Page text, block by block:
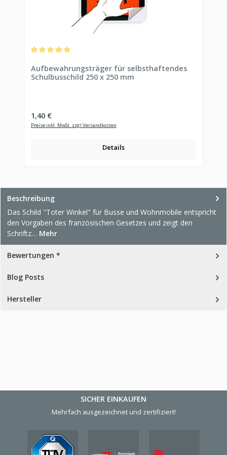
Aufbewahrungsträger für selbsthaftendes
Schulbusschild 250 x 250 mm
Regulärer Preis:
1,40 €
Preise inkl. MwSt. zzgl Versandkosten
Details
Beschreibung
Das Schild "Toter Winkel" für Busse und Wohnmobile entspricht
den Vorgaben des französischen Gesetzes und zeigt den
Schriftz… Mehr
Bewertungen *
Blog Posts
Hersteller
SICHER EINKAUFEN
Mehrfach ausgezeichnet und zertifiziert!